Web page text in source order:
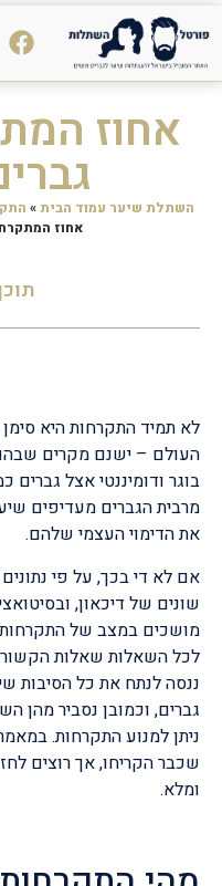
אחוז
השתלת שיער עמוד הבית»
אחוז
לא תמיד התקרחות היא
העולם – ישנם מקרים
בוגר ודומיננטי אצל גברים
מרבית הגברים מעדיפים
את הדימוי העצמי שלהם.
אם לא די בכך, על פי
שונים של דיכאון,
מושכים במצב של
לכל השאלות שאלות
ננסה לנתח את כל הסיבות
גברים, וכמובן נסביר מהן
ניתן למנוע התקרחות.
שכבר הקריחו, אך רוצים
ומלא.